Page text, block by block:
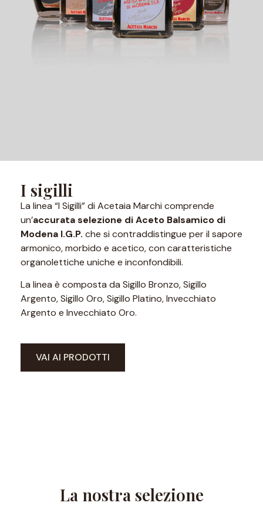
I sigilli
La linea “I Sigilli” di Acetaia Marchi comprende
un’accurata selezione di Aceto Balsamico di
Modena I.G.P. che si contraddistingue per il sapore
armonico, morbido e acetico, con caratteristiche
organolettiche uniche e inconfondibili.
La linea è composta da Sigillo Bronzo, Sigillo
Argento, Sigillo Oro, Sigillo Platino, Invecchiato
Argento e Invecchiato Oro.
VAI AI PRODOTTI
La nostra selezione